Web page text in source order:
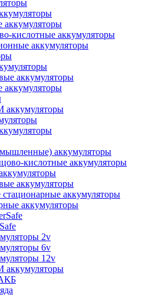
аккумуляторы
кислотные аккумуляторы
аккумуляторы
аккумуляторы
аккумуляторы
аккумуляторы
аккумуляторы
кислотные аккумуляторы
аккумуляторы
аккумуляторы
аккумуляторы
2v
6v
12v
аккумуляторы